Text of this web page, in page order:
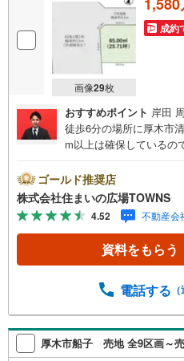
画像29枚
成約
おすすめポイント 岸田
徒歩6分の場所に厚木市
m以上は確保しているの
なっています。容積率・
平米までの店舗等の住宅
な第一種住居地域です。
ております。売地をお探
がでしょうか。利便性
とができるのではない
お電話下さい。「室内
っております。○住宅ロ
ュレーション■住まいの
なスタッフが親身にな
ゴールド推奨店
株式会社住まいの広場TOWNS
4.52 不動産会
資料をもらう
電話する